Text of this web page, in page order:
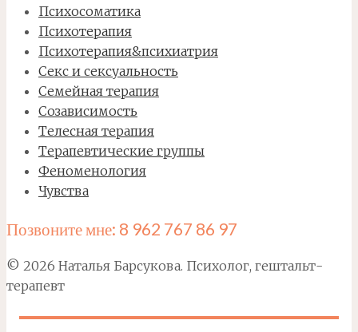
Психосоматика
Психотерапия
Психотерапия&психиатрия
Секс и сексуальность
Семейная терапия
Созависимость
Телесная терапия
Терапевтические группы
Феноменология
Чувства
Позвоните мне: 8 962 767 86 97
© 2026 Наталья Барсукова. Психолог, гештальт-
терапевт